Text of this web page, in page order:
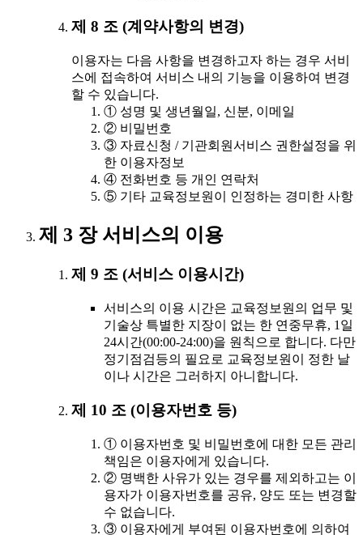
제 8 조 (계약사항의 변경)
이용자는 다음 사항을 변경하고자 하는 경우 서비
스에 접속하여 서비스 내의 기능을 이용하여 변경
할 수 있습니다.
① 성명 및 생년월일, 신분, 이메일
② 비밀번호
③ 자료신청 / 기관회원서비스 권한설정을 위
한 이용자정보
④ 전화번호 등 개인 연락처
⑤ 기타 교육정보원이 인정하는 경미한 사항
제 3 장 서비스의 이용
제 9 조 (서비스 이용시간)
서비스의 이용 시간은 교육정보원의 업무 및
기술상 특별한 지장이 없는 한 연중무휴, 1일
24시간(00:00-24:00)을 원칙으로 합니다. 다만
정기점검등의 필요로 교육정보원이 정한 날
이나 시간은 그러하지 아니합니다.
제 10 조 (이용자번호 등)
① 이용자번호 및 비밀번호에 대한 모든 관리
책임은 이용자에게 있습니다.
② 명백한 사유가 있는 경우를 제외하고는 이
용자가 이용자번호를 공유, 양도 또는 변경할
수 없습니다.
③ 이용자에게 부여된 이용자번호에 의하여